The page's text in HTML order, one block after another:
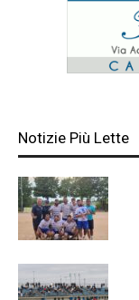
Notizie Più Lette